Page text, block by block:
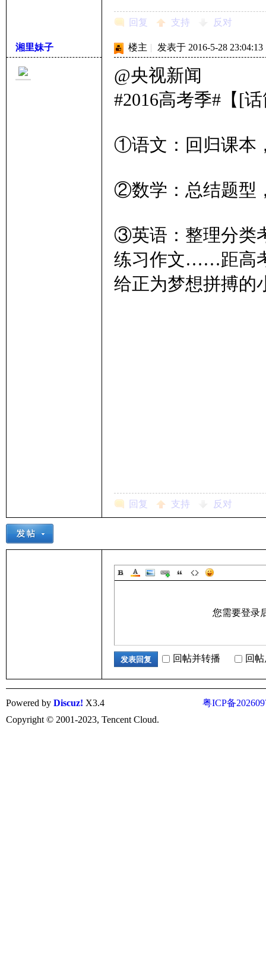
回复 支持 反对
湘里妹子 楼主 | 发表于 2016-5-28 23:04:13
@央视新闻
#2016高考季#【[
①语文：回归课本
②数学：总结题型
③英语：整理分类
练习作文……距高
给正为梦想拼搏的
回复 支持 反对
您需要登录
发表回复 回帖并转播 回
粤ICP备
Powered by Discuz! X3.4
Copyright © 2001-2023, Tencent Cloud.